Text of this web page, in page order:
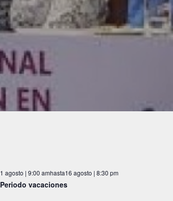
1 agosto | 9:00 amhasta16 agosto | 8:30 pm
Periodo vacaciones